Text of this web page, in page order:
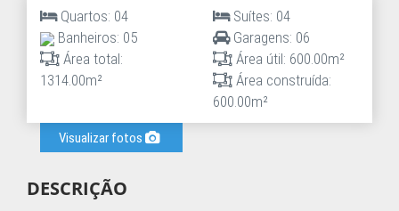
Quartos: 04
Suítes: 04
Banheiros: 05
Garagens: 06
Área total:
1314.00m²
Área útil: 600.00m²
Área construída:
600.00m²
Visualizar fotos
DESCRIÇÃO